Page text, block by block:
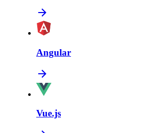
Angular
Vue.js